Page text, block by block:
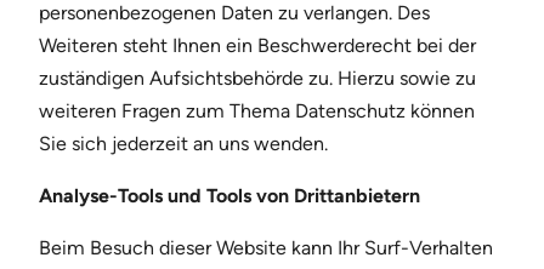
personenbezogenen Daten zu verlangen. Des
Weiteren steht Ihnen ein Beschwerderecht bei der
zuständigen Aufsichtsbehörde zu. Hierzu sowie zu
weiteren Fragen zum Thema Datenschutz können
Sie sich jederzeit an uns wenden.
Analyse-Tools und Tools von Drittanbietern
Beim Besuch dieser Website kann Ihr Surf-Verhalten